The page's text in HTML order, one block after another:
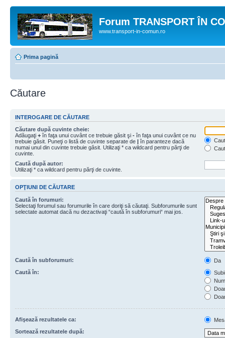
Forum TRANSPORT ÎN
www.transport-in-comun.ro
Prima pagină
Căutare
INTEROGARE DE CĂUTARE
Căutare după cuvinte cheie:
Adăugaţi + în faţa unui cuvânt ce trebuie găsit şi - în faţa unui cuvânt ce nu
trebuie găsit. Puneţi o listă de cuvinte separate de | în paranteze dacă
numai unul din cuvinte trebuie găsit. Utilizaţi * ca wildcard pentru părţi de
cuvinte.
Caută după autor:
Utilizaţi * ca wildcard pentru părţi de cuvinte.
OPŢIUNI DE CĂUTARE
Caută în forumuri:
Selectaţi forumul sau forumurile în care doriţi să căutaţi. Subforumurile sunt
selectate automat dacă nu dezactivaţi “caută în subforumuri“ mai jos.
Caută în subforumuri:
Da
Caută în:
Afişează rezultatele ca:
Sortează rezultatele după: